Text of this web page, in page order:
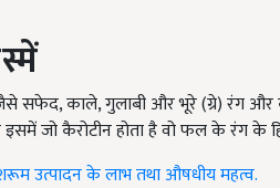
सफेद, काले, गुलाबी और भूरे (ग्रे) रंग और
इसमें जो कैरोटीन होता है वो फल के रंग के
उत्पादन के लाभ तथा औषधीय महत्व.